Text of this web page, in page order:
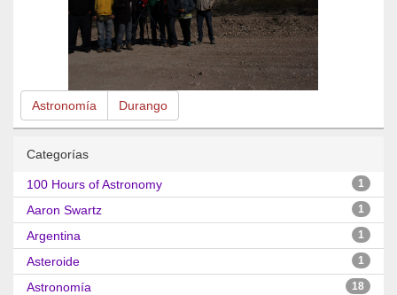
Astronomía Durango
Categorías
100 Hours of Astronomy 1
Aaron Swartz 1
Argentina 1
Asteroide 1
Astronomía 18